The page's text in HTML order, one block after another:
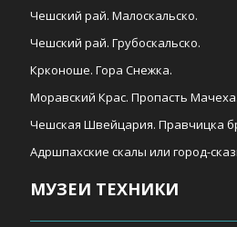
Чешский рай. Малоскальско.
Чешский рай. Грубоскальско.
Крконоше. Гора Снежка.
Моравский Крас. Пропасть
Чешская Швейцария. Правчицка
Адршпахские скалы или город-
МУЗЕИ ТЕХНИКИ